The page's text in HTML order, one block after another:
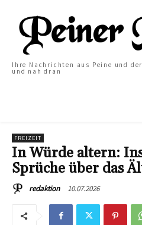
Ihre Nachrichten aus Peine und
und nah dran
FREIZEIT
In Würde altern:
Sprüche über das
redaktion 10.07.2026